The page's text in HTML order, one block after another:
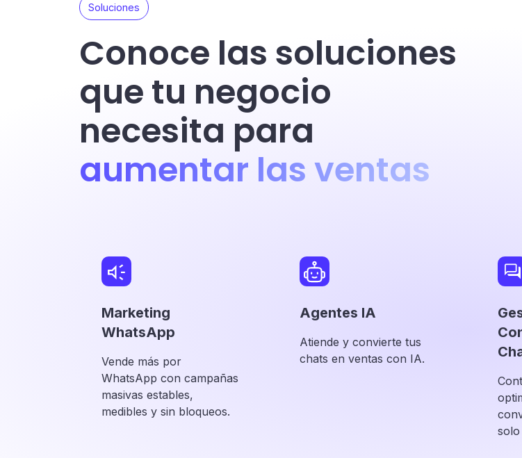
Soluciones
Conoce las soluciones
que tu negocio
necesita para
aumentar las ventas
Marketing
WhatsApp
Vende más por
WhatsApp con campañas
masivas estables,
medibles y sin bloqueos.
Agentes IA
Atiende y convierte tus
chats en ventas con IA.
solo